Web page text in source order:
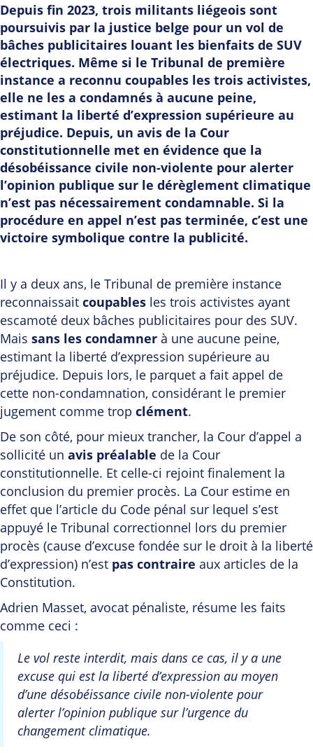
Depuis fin 2023, trois militants liégeois sont
poursuivis par la justice belge pour un vol de
bâches publicitaires louant les bienfaits de SUV
électriques. Même si le Tribunal de première
instance a reconnu coupables les trois activistes,
elle ne les a condamnés à aucune peine,
estimant la liberté d’expression supérieure au
préjudice. Depuis, un avis de la Cour
constitutionnelle met en évidence que la
désobéissance civile non-violente pour alerter
l’opinion publique sur le dérèglement climatique
n’est pas nécessairement condamnable. Si la
procédure en appel n’est pas terminée, c’est une
victoire symbolique contre la publicité.
Il y a deux ans, le Tribunal de première instance
reconnaissait coupables les trois activistes ayant
escamoté deux bâches publicitaires pour des SUV.
Mais sans les condamner à une aucune peine,
estimant la liberté d’expression supérieure au
préjudice. Depuis lors, le parquet a fait appel de
cette non-condamnation, considérant le premier
jugement comme trop clément.
De son côté, pour mieux trancher, la Cour d’appel a
sollicité un avis préalable de la Cour
constitutionnelle. Et celle-ci rejoint finalement la
conclusion du premier procès. La Cour estime en
effet que l’article du Code pénal sur lequel s’est
appuyé le Tribunal correctionnel lors du premier
procès (cause d’excuse fondée sur le droit à la liberté
d’expression) n’est pas contraire aux articles de la
Constitution.
Adrien Masset, avocat pénaliste, résume les faits
comme ceci :
Le vol reste interdit, mais dans ce cas, il y a une
excuse qui est la liberté d’expression au moyen
d’une désobéissance civile non-violente pour
alerter l’opinion publique sur l’urgence du
changement climatique.